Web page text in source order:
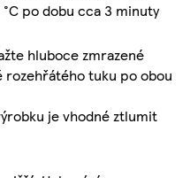
po dobu cca 3 minuty
hluboce zmrazené
tuku po obou
je vhodné ztlumit